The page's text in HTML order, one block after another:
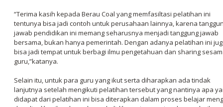
“Terima kasih kepada Berau Coal yang memfasiltasi pelatihan ini
tentunya bisa jadi contoh untuk perusahaan lainnya, karena
jawab pendidikan ini memang seharusnya menjadi tanggung jawab
bersama, bukan hanya pemerintah. Dengan adanya pelatihan ini
bisa jadi tempat untuk berbagi ilmu pengetahuan dan sharing
guru,”katanya.
Selain itu, untuk para guru yang ikut serta diharapkan ada tindak
lanjutnya setelah mengikuti pelatihan tersebut yang nantinya apa
didapat dari pelatihan ini bisa diterapkan dalam proses belajar